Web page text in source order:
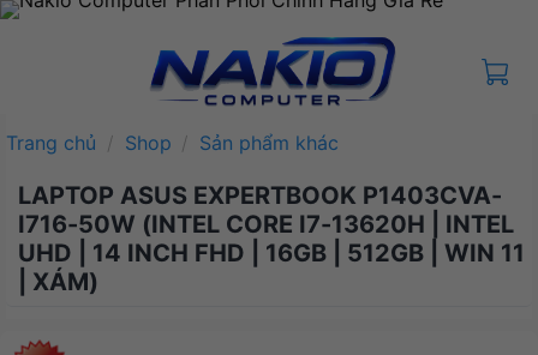
Bỏ
Trang chủ / Shop / Sản phẩm khác
LAPTOP ASUS EXPERTBOOK P1403CVA-
I716-50W (INTEL CORE I7-13620H | INTEL
UHD | 14 INCH FHD | 16GB | 512GB | WIN 11
| XÁM)